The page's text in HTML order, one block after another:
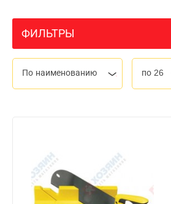
ФИЛЬТРЫ
По наименованию по 26